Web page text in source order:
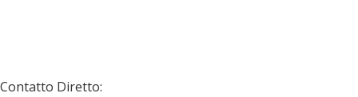
Contatto Diretto: